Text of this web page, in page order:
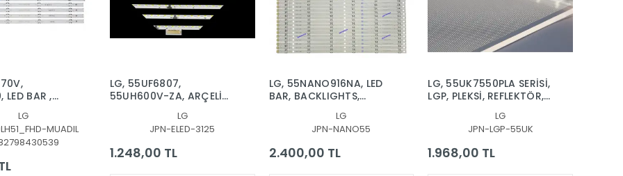
BAR ,
LG
MUADIL
LG, 55UF6807,
55UH600V-ZA, ARÇELİK,
55 V18 GTV, 6916L3126B,
6916L3125B, 6922L-
0249A
LG
JPN-ELED-3125
1.248,00 TL
LG, 55NANO916NA, LED
BAR, BACKLIGHTS,
LG
JPN-NANO55
2.400,00 TL
LG, 55UK7550PLA SERİSİ,
LGP, PLEKSİ, REFLEKTÖR,
REFLEKTÖR, DİFÜZÖR,
YANSITICI PLASTİK
LG
JPN-LGP-55UK
1.968,00 TL